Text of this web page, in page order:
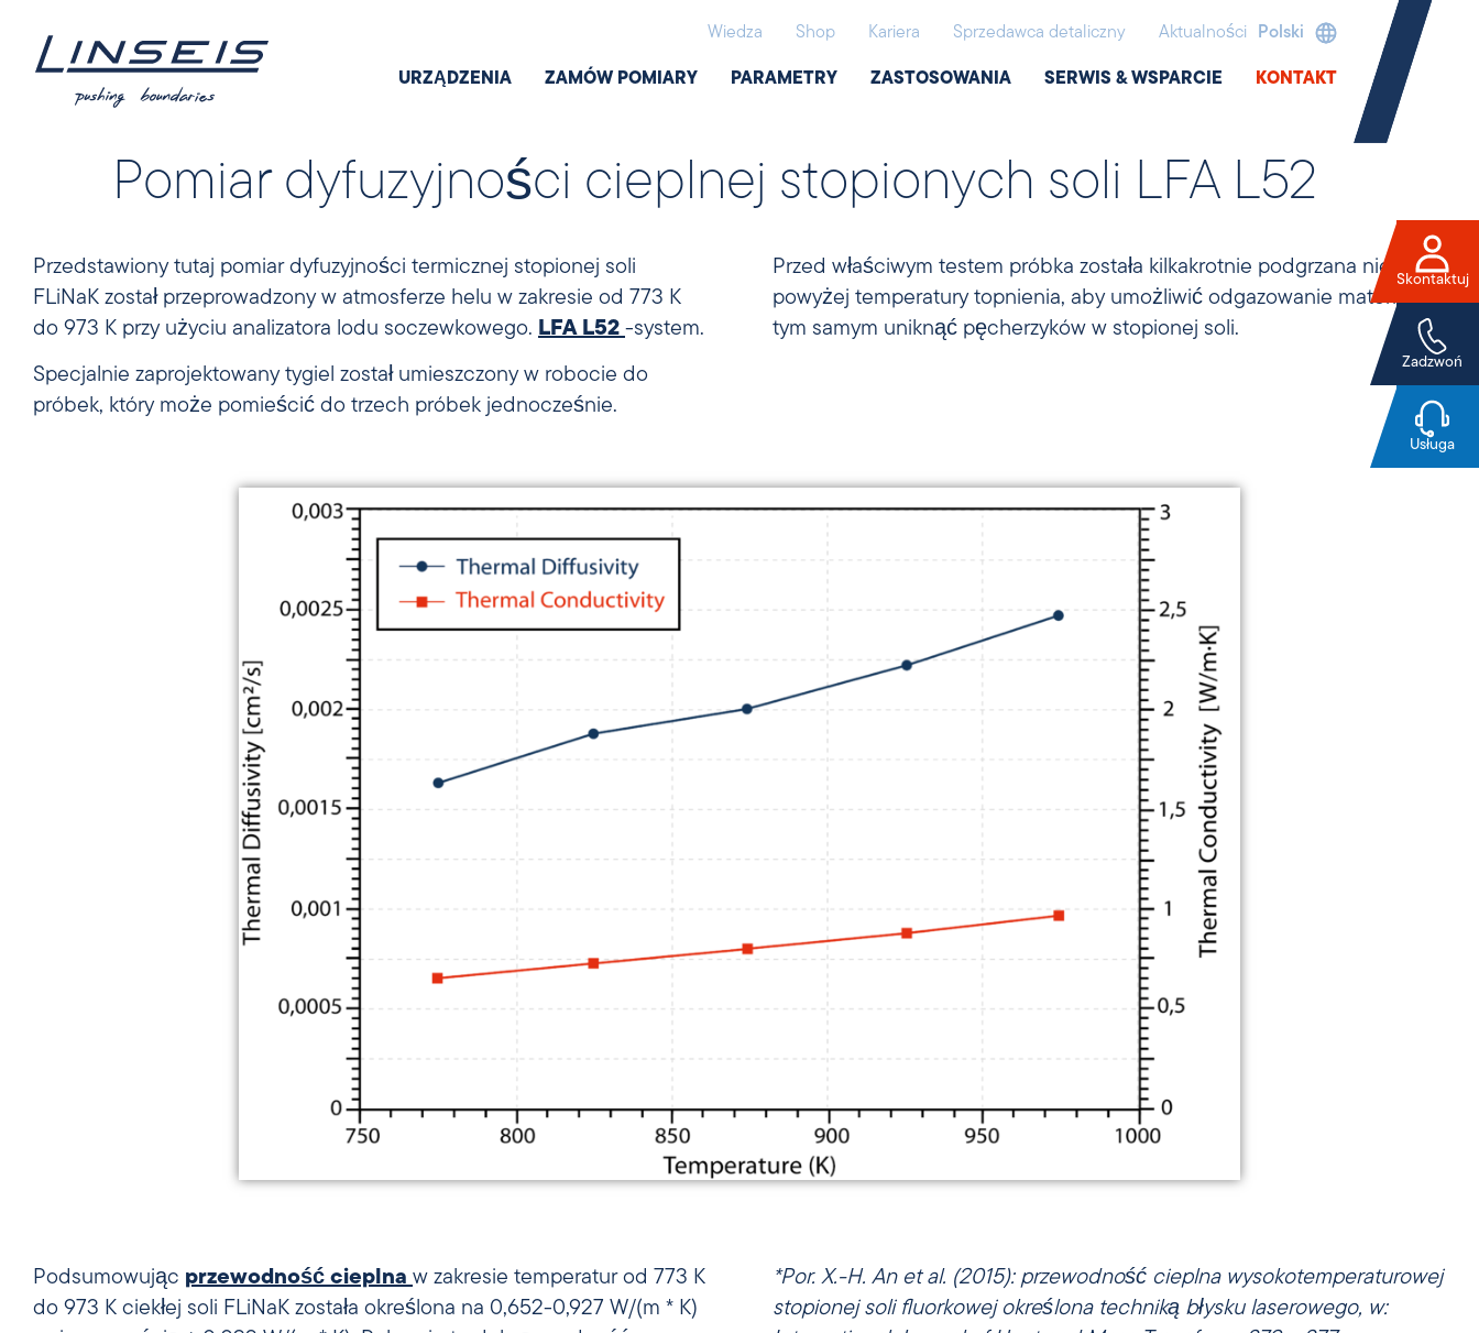
Wiedza Shop Kariera Sprzedawca detaliczny Aktualności Polski
URZĄDZENIA ZAMÓW POMIARY PARAMETRY ZASTOSOWANIA SERWIS & WSPARCIE KONTAKT
Pomiar dyfuzyjności cieplnej stopionych soli LFA L52
Przedstawiony tutaj pomiar dyfuzyjności termicznej stopionej soli
FLiNaK został przeprowadzony w atmosferze helu w zakresie od 773 K
do 973 K przy użyciu analizatora lodu soczewkowego. LFA L52 -system.
Specjalnie zaprojektowany tygiel został umieszczony w robocie do
próbek, który może pomieścić do trzech próbek jednocześnie.
Przed właściwym testem próbka została kilkakrotnie podgrzana nieco
powyżej temperatury topnienia, aby umożliwić odgazowanie materiału, a
tym samym uniknąć pęcherzyków w stopionej soli.
Podsumowując przewodność cieplna w zakresie temperatur od 773 K
do 973 K ciekłej soli FLiNaK została określona na 0,652-0,927 W/(m * K)
*Por. X.-H. An et al. (2015): przewodność cieplna wysokotemperaturowej
stopionej soli fluorkowej określona techniką błysku laserowego, w:
Skontaktuj
Zadzwoń
Usługa